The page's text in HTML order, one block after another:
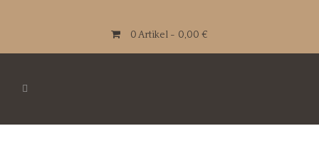
0 Artikel 0,00 €